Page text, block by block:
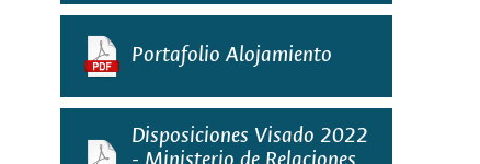
Portafolio Alojamiento
Disposiciones Visado 2022